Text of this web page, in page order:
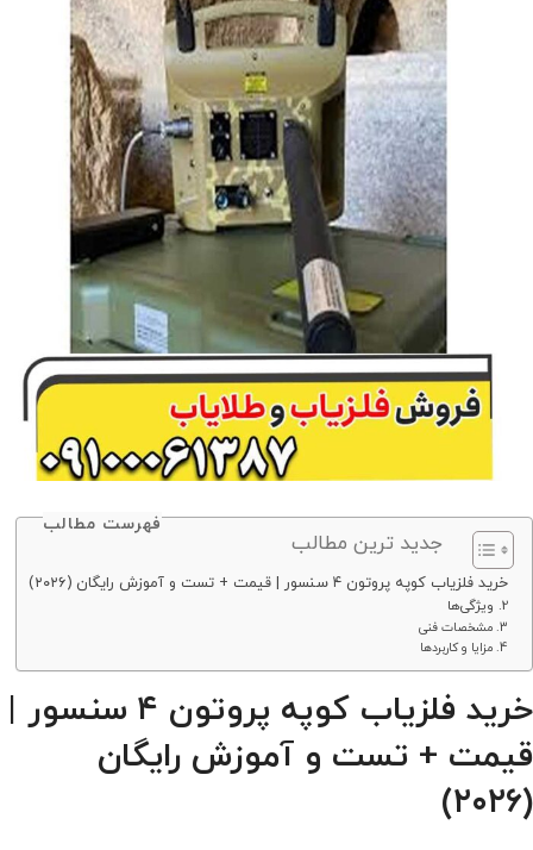
فهرست مطالب
جدید ترین مطالب
خرید فلزیاب کوپه پروتون ۴ سنسور | قیمت + تست و آموزش رایگان (۲۰۲۶)
2. ویژگی‌ها
3. مشخصات فنی
4. مزایا و کاربردها
خرید فلزیاب کوپه پروتون ۴ سنسور |
قیمت + تست و آموزش رایگان
(۲۰۲۶)